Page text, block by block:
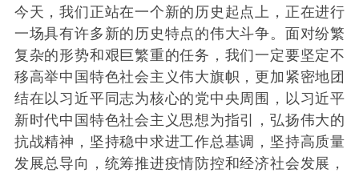
今天，我们正站在一个新的历史起点上，正在进行
一场具有许多新的历史特点的伟大斗争。面对纷繁
复杂的形势和艰巨繁重的任务，我们一定要坚定不
移高举中国特色社会主义伟大旗帜，更加紧密地团
结在以习近平同志为核心的党中央周围，以习近平
新时代中国特色社会主义思想为指引，弘扬伟大的
抗战精神，坚持稳中求进工作总基调，坚持高质量
发展总导向，统筹推进疫情防控和经济社会发展，